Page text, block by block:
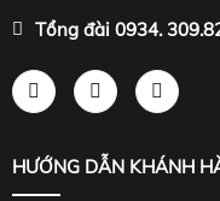
Tổng đài 0934.
HƯỚNG DẪN KHÁNH